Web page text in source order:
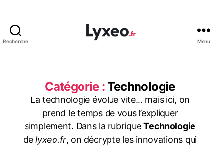
Recherche Menu
Catégorie : Technologie
La technologie évolue vite… mais ici, on
prend le temps de vous l’expliquer
simplement. Dans la rubriqueTechnologie
delyxeo.fr, on décrypte les innovations qui